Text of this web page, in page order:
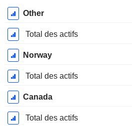
Période
Fiscale:
Décembre
Other
Total des actifs
Norway
Total des actifs
Canada
Total des actifs